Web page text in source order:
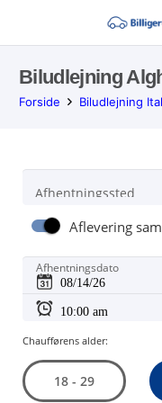
Biludlejning
Forside Biludlejning
Afhentningssted
Aflevering
Afhentningsdato
Chaufførens alder:
18 - 29